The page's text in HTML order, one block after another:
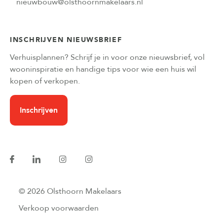
INSCHRIJVEN NIEUWSBRIEF
Verhuisplannen? Schrijf je in voor onze nieuwsbrief, vol
wooninspiratie en handige tips voor wie een huis wil
kopen of verkopen.
Inschrijven
© 2026 Olsthoorn Makelaars
Verkoop voorwaarden